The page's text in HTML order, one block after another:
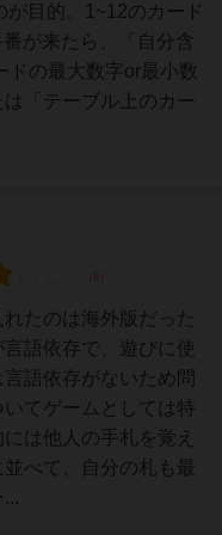
目的。1~12のカード
が来たら、「自分含
ドの最大数字or最小数
「テーブル上のカー
たのは海外版だった
語依存で、遊びに使
語依存がないため問
てゲームとしては特
は他人の手札を覚え
べて、自分の札も最